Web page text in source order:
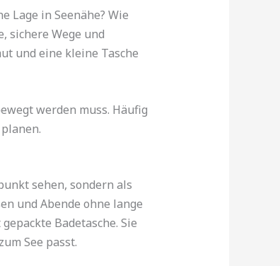
Lage in Seenähe? Wie
sichere Wege und
und eine kleine Tasche
werden muss. Häufig
sehen, sondern als
und Abende ohne lange
Badetasche. Sie
See passt.